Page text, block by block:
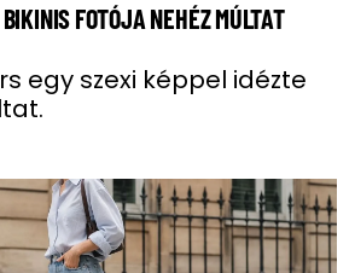
FOTÓJA NEHÉZ MÚLTAT
egy szexi képpel idézte